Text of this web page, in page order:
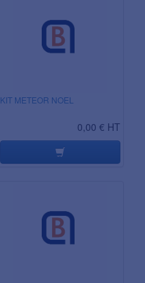
KIT METEOR NOEL
0,00 € HT